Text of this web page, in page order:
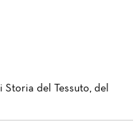
del Tessuto, del